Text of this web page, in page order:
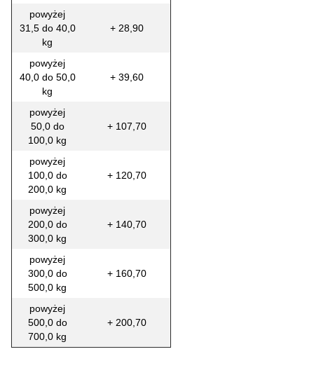
powyżej
31,5 do 40,0
kg
+ 28,90
powyżej
40,0 do 50,0
kg
+ 39,60
powyżej
50,0 do
100,0 kg
+ 107,70
powyżej
100,0 do
200,0 kg
+ 120,70
powyżej
200,0 do
300,0 kg
+ 140,70
powyżej
300,0 do
500,0 kg
+ 160,70
powyżej
500,0 do
700,0 kg
+ 200,70